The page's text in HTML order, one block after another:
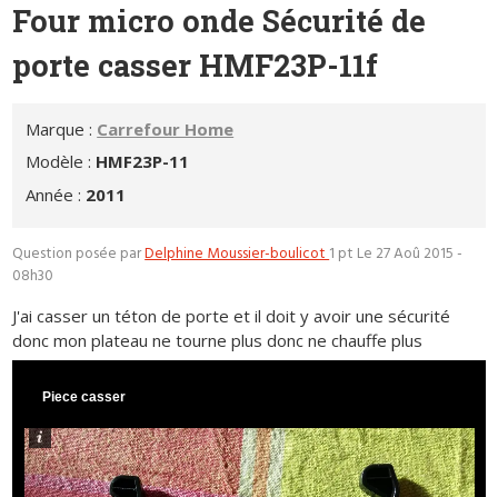
Four micro onde Sécurité de
porte casser HMF23P-11f
Marque : Carrefour Home
Modèle : HMF23P-11
Année : 2011
Question posée parDelphine Moussier-boulicot1 pt Le 27 Aoû 2015 -
08h30
J'ai casser un téton de porte et il doit y avoir une sécurité
donc mon plateau ne tourne plus donc ne chauffe plus
Piece casser